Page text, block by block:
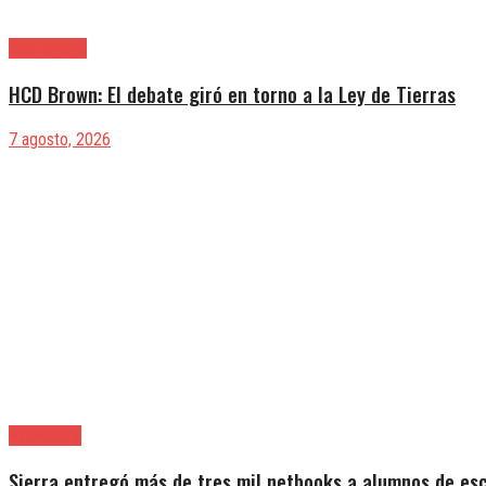
HCD Brown: El debate giró en torno a la Ley de Tierras
7 agosto, 2026